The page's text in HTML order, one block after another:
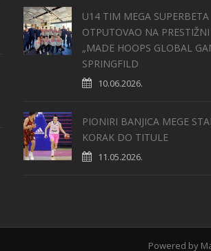
U14 TIM MEGA SUPERBETA
OTPUTOVAO NA
„MADE HOOPS GLOBAL
SPRINGFILD
10.06.2026.
PIONIRI BANJICA MEGE
KORAK DO TITULE
11.05.2026.
Powered by